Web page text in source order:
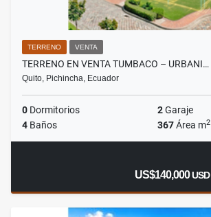
TERRENO VENTA
TERRENO EN VENTA TUMBACO – URBANI…
Quito, Pichincha, Ecuador
0 Dormitorios 2Garaje
4 Baños 367Área m2
US$140,000USD